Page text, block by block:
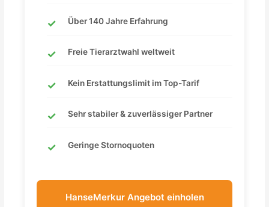
Über 140 Jahre Erfahrung
Freie Tierarztwahl weltweit
Kein Erstattungslimit im Top-Tarif
Sehr stabiler & zuverlässiger Partner
Geringe Stornoquoten
HanseMerkur Angebot einholen